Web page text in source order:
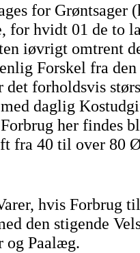
for Grøntsager
for hvidt 01 de to
iøvrigt omtrent
Forskel fra
forholdsvis
daglig
her findes
fra 40 til over 80
hvis Forbrug
den stigende
og Paalæg.